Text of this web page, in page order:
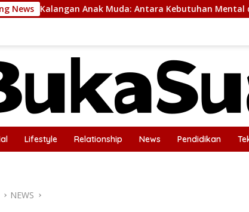
News
Anak Muda: Antara Kebutuhan Mental dan Tren Gaya
Lifestyle Relationship News Pendidikan
NEWS